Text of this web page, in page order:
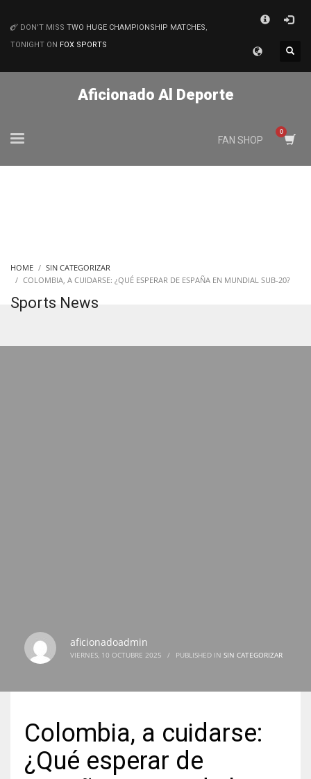
MATCHES
NYJ
ATL
24
DON'T MISS TWO HUGE CHAMPIONSHIP MATCHES,
TONIGHT ON FOX SPORTS
Aficionado Al Deporte
FAN SHOP
HOME
SIN CATEGORIZAR
COLOMBIA, A CUIDARSE: ¿QUÉ ESPERAR DE ESPAÑA EN MUNDIAL SUB-20?
Sports News
aficionadoadmin
VIERNES, 10 OCTUBRE 2025 / PUBLISHED IN SIN CATEGORIZAR
Colombia, a cuidarse:
¿Qué esperar de